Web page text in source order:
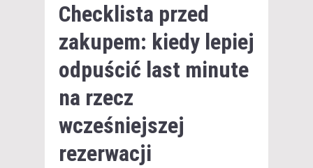
Checklista przed
zakupem: kiedy lepiej
odpuścić last minute
na rzecz
wcześniejszej
rezerwacji